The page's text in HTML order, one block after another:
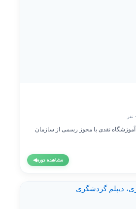
📈 دوره آموزش FOREX آموزشگاه نقدی با مجوز رسمی از سازمان
مشاهده دوره◀